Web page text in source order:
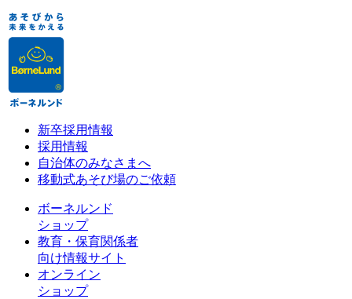
新卒採用情報
採用情報
自治体のみなさまへ
移動式あそび場のご依頼
ボーネルンド
ショップ
教育・保育関係者
向け情報サイト
オンライン
ショップ